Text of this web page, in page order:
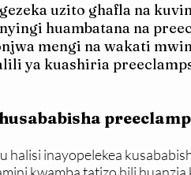
uzito ghafla na
huambatana na
mengi na wakati
ya kuashiria
halisi inayopelekea